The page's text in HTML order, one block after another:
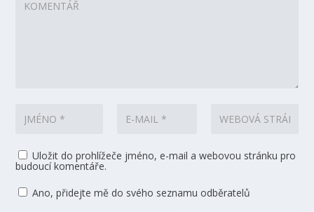
Uložit do prohlížeče jméno, e-mail a webovou stránku pro
budoucí komentáře.
Ano, přidejte mě do svého seznamu odběratelů